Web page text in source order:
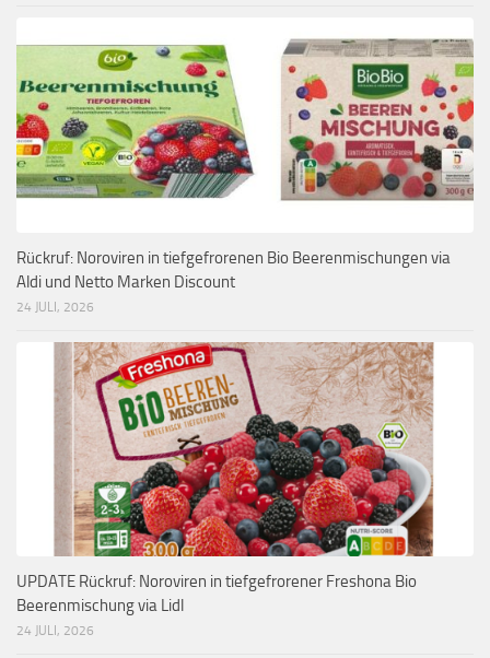
Rückruf: Noroviren in tiefgefrorenen Bio Beerenmischungen via
Aldi und Netto Marken Discount
24 JULI, 2026
UPDATE Rückruf: Noroviren in tiefgefrorener Freshona Bio
Beerenmischung via Lidl
24 JULI, 2026